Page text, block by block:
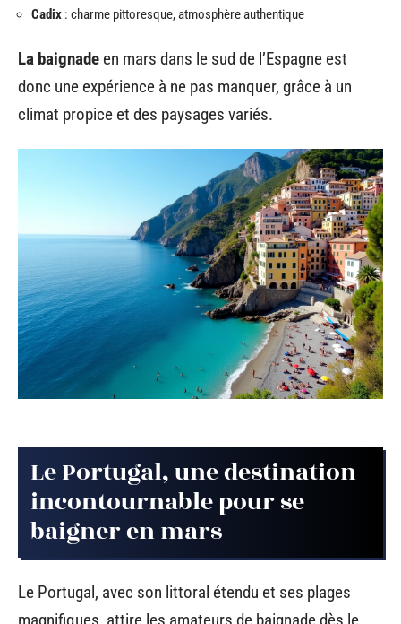
Cadix : charme pittoresque, atmosphère authentique
La baignade en mars dans le sud de l’Espagne est
donc une expérience à ne pas manquer, grâce à un
climat propice et des paysages variés.
Le Portugal, une destination
incontournable pour se
baigner en mars
Le Portugal, avec son littoral étendu et ses plages
magnifiques, attire les amateurs de baignade dès le